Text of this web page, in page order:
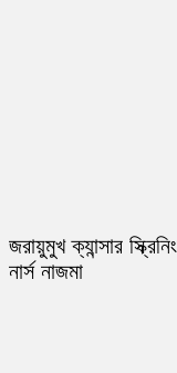
জরায়ুমুখ ক্যান্সার
নার্স নাজমা